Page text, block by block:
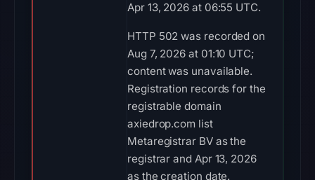
Apr 13, 2026 at 06:55 UTC.
HTTP 502 was recorded on
Aug 7, 2026 at 01:10 UTC;
content was unavailable.
Registration records for the
registrable domain
axiedrop.com list
Metaregistrar BV as the
registrar and Apr 13, 2026
as the creation date.